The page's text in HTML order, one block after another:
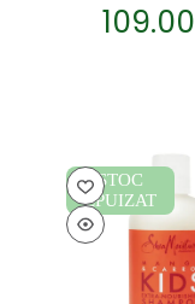
109.00
STOC
EPUIZAT